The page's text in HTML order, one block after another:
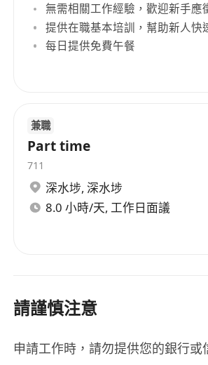
無需相關工作經驗，歡迎新手應
提供在職基本培訓，幫助新人快
每日提供免費午餐
兼職
Part time
711
深水埗, 深水埗
8.0 小時/天, 工作日面議
請謹慎注意
申請工作時，請勿提供您的銀行或